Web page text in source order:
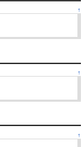
↑
↑
↑